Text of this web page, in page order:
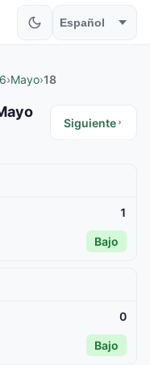
›Mayo›18
Siguiente
1
Bajo
0
Bajo